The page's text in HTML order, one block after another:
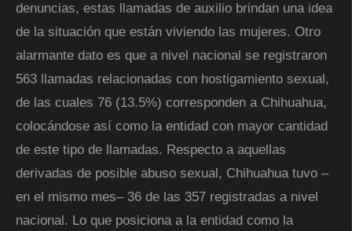
denuncias, estas llamadas de auxilio brindan una idea
de la situación que están viviendo las mujeres. Otro
alarmante dato es que a nivel nacional se registraron
563 llamadas relacionadas con hostigamiento sexual,
de las cuales 76 (13.5%) corresponden a Chihuahua,
colocándose así como la entidad con mayor cantidad
de este tipo de llamadas. Respecto a aquellas
derivadas de posible abuso sexual, Chihuahua tuvo –
en el mismo mes– 36 de las 357 registradas a nivel
nacional. Lo que posiciona a la entidad como la